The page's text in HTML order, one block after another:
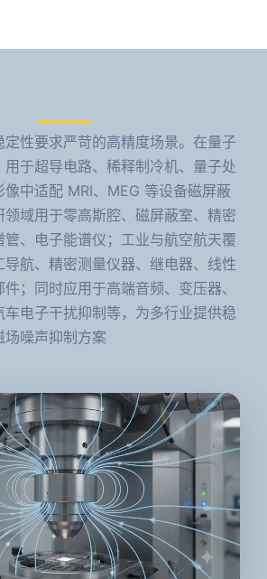
定性要求严苛的高精度场景。在量子
用于超导电路、稀释制冷机、量子处
中适配 MRI、MEG 等设备磁屏蔽
领域用于零高斯腔、磁屏蔽室、精密
、电子能谱仪；工业与航空航天覆
导航、精密测量仪器、继电器、线性
；同时应用于高端音频、变压器、
车电子干扰抑制等，为多行业提供稳
场噪声抑制方案